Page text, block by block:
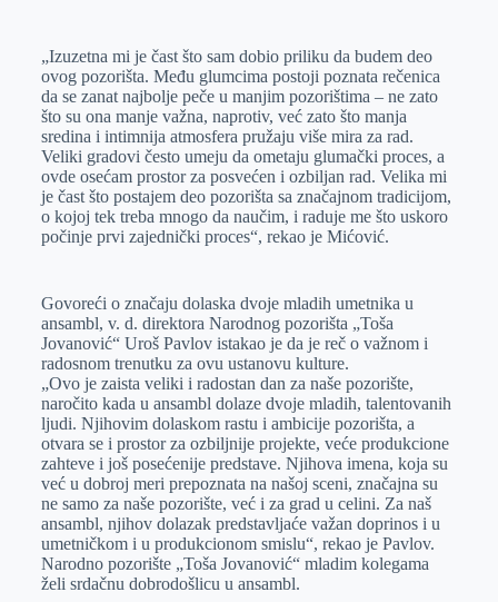
„Izuzetna mi je čast što sam dobio priliku da budem deo
ovog pozorišta. Među glumcima postoji poznata rečenica
da se zanat najbolje peče u manjim pozorištima – ne zato
što su ona manje važna, naprotiv, već zato što manja
sredina i intimnija atmosfera pružaju više mira za rad.
Veliki gradovi često umeju da ometaju glumački proces, a
ovde osećam prostor za posvećen i ozbiljan rad. Velika mi
je čast što postajem deo pozorišta sa značajnom tradicijom,
o kojoj tek treba mnogo da naučim, i raduje me što uskoro
počinje prvi zajednički proces“, rekao je Mićović.
Govoreći o značaju dolaska dvoje mladih umetnika u
ansambl, v. d. direktora Narodnog pozorišta „Toša
Jovanović“ Uroš Pavlov istakao je da je reč o važnom i
radosnom trenutku za ovu ustanovu kulture.
„Ovo je zaista veliki i radostan dan za naše pozorište,
naročito kada u ansambl dolaze dvoje mladih, talentovanih
ljudi. Njihovim dolaskom rastu i ambicije pozorišta, a
otvara se i prostor za ozbiljnije projekte, veće produkcione
zahteve i još posećenije predstave. Njihova imena, koja su
već u dobroj meri prepoznata na našoj sceni, značajna su
ne samo za naše pozorište, već i za grad u celini. Za naš
ansambl, njihov dolazak predstavljaće važan doprinos i u
umetničkom i u produkcionom smislu“, rekao je Pavlov.
Narodno pozorište „Toša Jovanović“ mladim kolegama
želi srdačnu dobrodošlicu u ansambl.